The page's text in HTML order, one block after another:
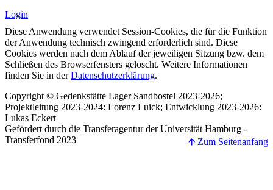
Login
Diese Anwendung verwendet Session-Cookies, die für die Funktion
der Anwendung technisch zwingend erforderlich sind. Diese
Cookies werden nach dem Ablauf der jeweiligen Sitzung bzw. dem
Schließen des Browserfensters gelöscht. Weitere Informationen
finden Sie in derDatenschutzerklärung.
Copyright © Gedenkstätte Lager Sandbostel 2023-2026;
Projektleitung 2023-2024: Lorenz Luick; Entwicklung 2023-2026:
Lukas Eckert
Gefördert durch die Transferagentur der Universität Hamburg -
Transferfond 2023
🡩 Zum Seitenanfang